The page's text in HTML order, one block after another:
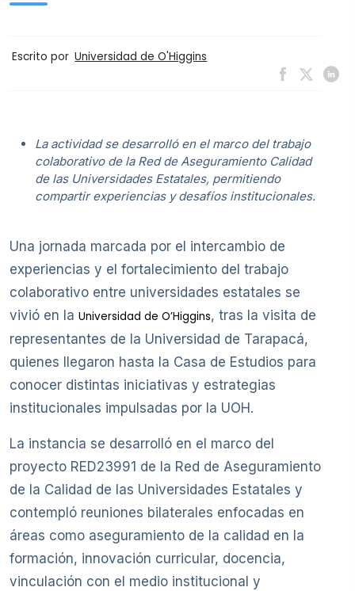
Escrito por Universidad de O'Higgins
La actividad se desarrolló en el marco del trabajo
colaborativo de la Red de Aseguramiento Calidad
de las Universidades Estatales, permitiendo
compartir experiencias y desafíos institucionales.
Una jornada marcada por el intercambio de
experiencias y el fortalecimiento del trabajo
colaborativo entre universidades estatales se
vivió en la Universidad de O’Higgins, tras la visita de
representantes de la Universidad de Tarapacá,
quienes llegaron hasta la Casa de Estudios para
conocer distintas iniciativas y estrategias
institucionales impulsadas por la UOH.
La instancia se desarrolló en el marco del
proyecto RED23991 de la Red de Aseguramiento
de la Calidad de las Universidades Estatales y
contempló reuniones bilaterales enfocadas en
áreas como aseguramiento de la calidad en la
formación, innovación curricular, docencia,
vinculación con el medio institucional y